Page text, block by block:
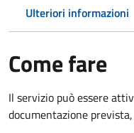
Ulteriori informazioni
Come fare
Il servizio può essere
documentazione